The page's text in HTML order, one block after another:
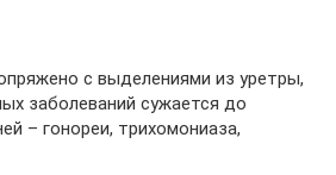
с выделениями из уретры,
заболеваний сужается до
– гонореи, трихомониаза,